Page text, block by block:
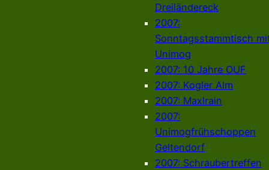
Dreiländereck
2007:
Sonntagsstammtisch
Unimog
2007: 10 Jahre OUF
2007: Kogler Alm
2007: Maxlrain
2007:
Unimogfrühschoppen
Geltendorf
2007: Schraubertreffen